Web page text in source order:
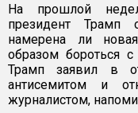
На прошлой
президент Трамп
намерена ли
образом бороться
Трамп заявил в
антисемитом и
журналистом,